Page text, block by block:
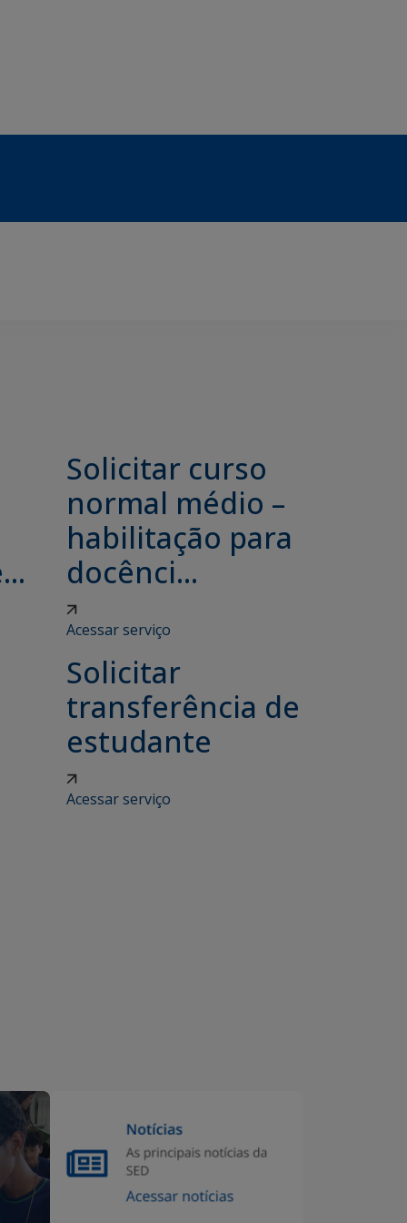
Solicitar curso
normal médio –
habilitação para
docênci...
Acessar serviço
Solicitar
transferência de
estudante
Acessar serviço